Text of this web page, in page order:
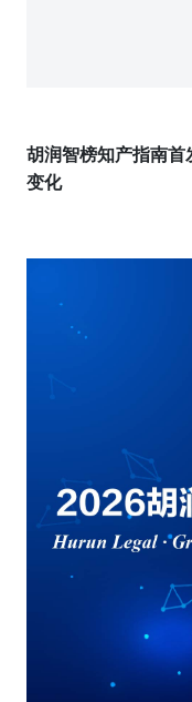
胡润智榜知产指南首
变化